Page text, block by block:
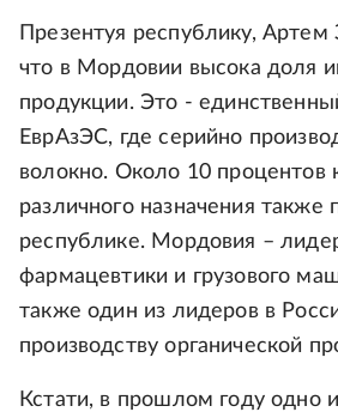
Презентуя республику, Артем
что в Мордовии высока доля
продукции. Это -
ЕврАзЭС, где серийно
волокно. Около 10 процентов
различного назначения также
республике. Мордовия –
фармацевтики и грузового
также один из лидеров в
производству органической
Кстати, в прошлом году одно